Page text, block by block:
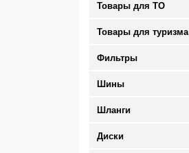
Товары для ТО
Товары для туризма
Фильтры
Шины
Шланги
Диски